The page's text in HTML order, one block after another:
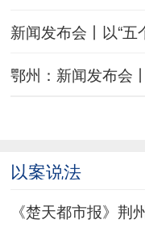
新闻发布会丨以“五
鄂州：新闻发布会
以案说法
《楚天都市报》